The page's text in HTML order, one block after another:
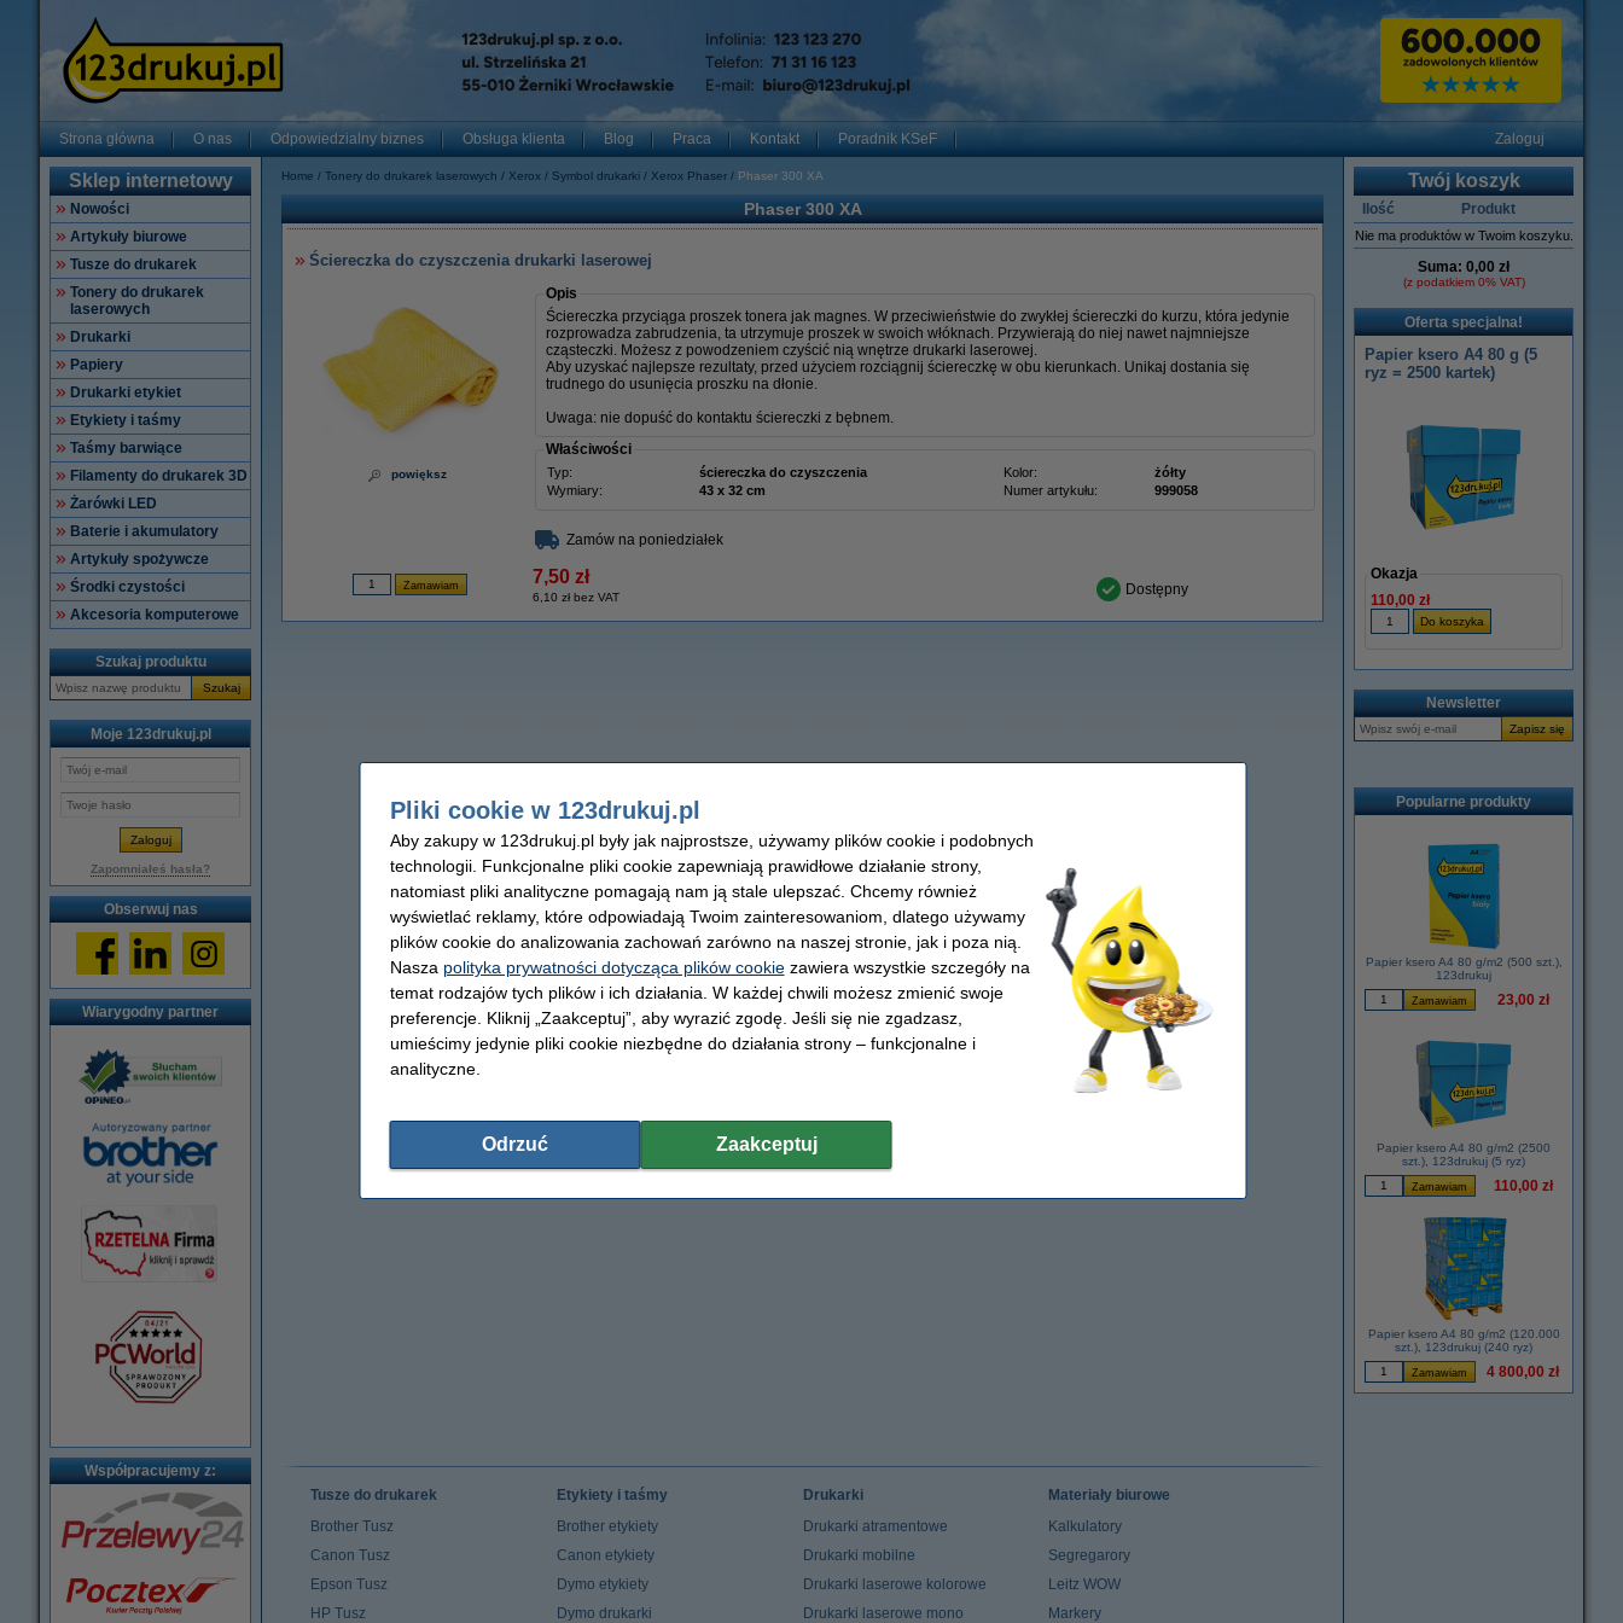
Strona główna O nas Odpowiedzialny biznes Obsługa klienta Blog Praca Kontakt Poradnik KSeF Zaloguj
Sklep internetowy
Nowości
Artykuły biurowe
Tusze do drukarek
Tonery do drukarek
laserowych
Drukarki
Papiery
Drukarki etykiet
Etykiety i taśmy
Taśmy barwiące
Filamenty do drukarek 3D
Żarówki LED
Baterie i akumulatory
Artykuły spożywcze
Środki czystości
Akcesoria komputerowe
Szukaj produktu
Szukaj
Moje 123drukuj.pl
Zapomniałeś hasła?
Obserwuj nas
Wiarygodny partner
Współpracujemy z:
Home Tonery do drukarek laserowych Xerox Symbol drukarki Xerox Phaser Phaser 300 XA
Phaser 300 XA
Ściereczka do czyszczenia drukarki laserowej
powiększ
Opis
Ściereczka przyciąga proszek tonera jak magnes. W przeciwieństwie do zwykłej ściereczki do kurzu, która jedynie
rozprowadza zabrudzenia, ta utrzymuje proszek w swoich włóknach. Przywierają do niej nawet najmniejsze
cząsteczki. Możesz z powodzeniem czyścić nią wnętrze drukarki laserowej.
Aby uzyskać najlepsze rezultaty, przed użyciem rozciągnij ściereczkę w obu kierunkach. Unikaj dostania się
trudnego do usunięcia proszku na dłonie.
Uwaga: nie dopuść do kontaktu ściereczki z bębnem.
Właściwości
Typ: ściereczka do czyszczenia Kolor:
żółty
Wymiary:
43 x 32 cm Numer artykułu: 999058
Zamów na poniedziałek
7,50 zł
6,10 zł bez VAT Dostępny
Twój koszyk
Ilość Produkt
Nie ma produktów w Twoim koszyku.
Suma: 0,00 zł
(z podatkiem 0% VAT)
Oferta specjalna!
Papier ksero A4 80 g (5
ryz = 2500 kartek)
Okazja
110,00 zł
Newsletter
Popularne produkty
Papier ksero A4 80 g/m2 (500 szt.),
123drukuj
23,00 zł
Papier ksero A4 80 g/m2 (2500
szt.), 123drukuj (5 ryz)
110,00 zł
Papier ksero A4 80 g/m2 (120.000
szt.), 123drukuj (240 ryz)
4 800,00 zł
Tusze do drukarek
Brother Tusz
Canon Tusz
Epson Tusz
HP Tusz
Etykiety i taśmy
Brother etykiety
Canon etykiety
Dymo etykiety
Dymo drukarki
Drukarki
Drukarki atramentowe
Drukarki mobilne
Drukarki laserowe kolorowe
Drukarki laserowe mono
Materiały biurowe
Kalkulatory
Segregarory
Leitz WOW
Markery
Pliki cookie w 123drukuj.pl
Aby zakupy w 123drukuj.pl były jak najprostsze, używamy plików cookie i podobnych
technologii. Funkcjonalne pliki cookie zapewniają prawidłowe działanie strony,
natomiast pliki analityczne pomagają nam ją stale ulepszać. Chcemy również
wyświetlać reklamy, które odpowiadają Twoim zainteresowaniom, dlatego używamy
plików cookie do analizowania zachowań zarówno na naszej stronie, jak i poza nią.
Nasza polityka prywatności dotycząca plików cookiezawiera wszystkie szczegóły na
temat rodzajów tych plików i ich działania. W każdej chwili możesz zmienić swoje
preferencje. Kliknij „Zaakceptuj”, aby wyrazić zgodę. Jeśli się nie zgadzasz,
umieścimy jedynie pliki cookie niezbędne do działania strony – funkcjonalne i
analityczne.
Odrzuć Zaakceptuj